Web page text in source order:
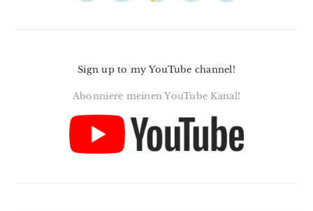
Sign up to my YouTube channel!
Abonniere meinen YouTube Kanal!